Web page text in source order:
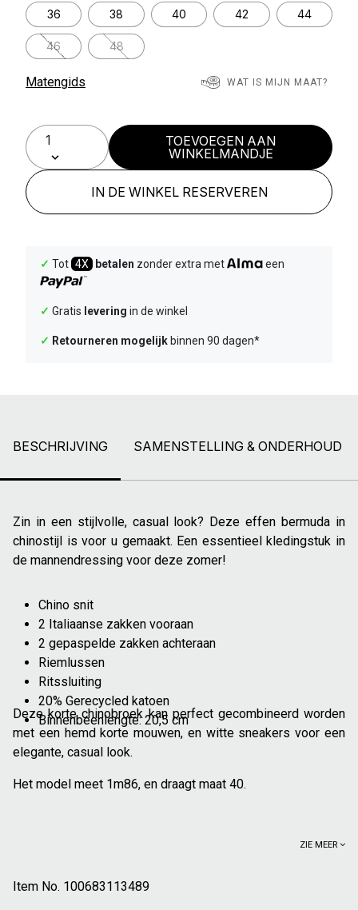
36 38 40 42 44
46 48
Matengids WAT IS MIJN MAAT?
TOEVOEGEN AAN
WINKELMANDJE
IN DE WINKEL RESERVEREN
✓ Tot 4X betalen zonder extra met een
✓ Gratis levering in de winkel
✓ Retourneren mogelijk binnen 90 dagen*
BESCHRIJVING SAMENSTELLING & ONDERHOUD
Zin in een stijlvolle, casual look? Deze effen bermuda in
chinostijl is voor u gemaakt. Een essentieel kledingstuk in
de mannendressing voor deze zomer!
Chino snit
2 Italiaanse zakken vooraan
2 gepaspelde zakken achteraan
Riemlussen
Ritssluiting
20% Gerecycled katoen
Binnenbeenlengte: 20,5 cm
Deze korte chinobroek kan perfect gecombineerd worden
met een hemd korte mouwen, en witte sneakers voor een
elegante, casual look.
Het model meet 1m86, en draagt maat 40.
ZIE MEER
Item No. 100683113489